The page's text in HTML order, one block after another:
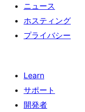
ニュース
ホスティング
プライバシー
Learn
サポート
開発者